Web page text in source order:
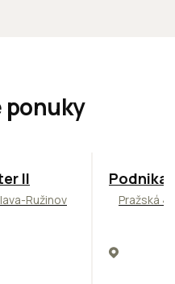
ponuky
II
Ružinov Pražská